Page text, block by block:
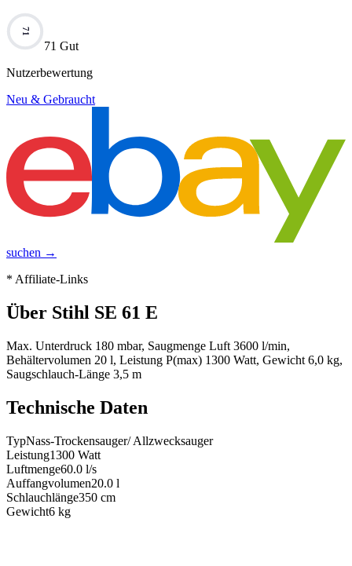
71
71 Gut
Nutzerbewertung
Neu & Gebraucht
suchen →
* Affiliate-Links
Über Stihl SE 61 E
Max. Unterdruck 180 mbar, Saugmenge Luft 3600 l/min,
Behältervolumen 20 l, Leistung P(max) 1300 Watt, Gewicht 6,0 kg,
Saugschlauch-Länge 3,5 m
Technische Daten
TypNass-Trockensauger/ Allzwecksauger
Leistung1300 Watt
Luftmenge60.0 l/s
Auffangvolumen20.0 l
Schlauchlänge350 cm
Gewicht6 kg